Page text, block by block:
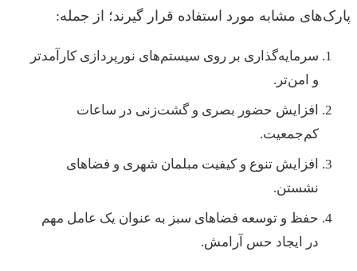
پارک‌های مشابه مورد استفاده قرار گیرند؛ از جمله:
سرمایه‌گذاری بر روی سیستم‌های نورپردازی کارآمدتر
و امن‌تر.
افزایش حضور بصری و گشت‌زنی در ساعات
کم‌جمعیت.
افزایش تنوع و کیفیت مبلمان شهری و فضاهای
نشستن.
حفظ و توسعه فضاهای سبز به عنوان یک عامل مهم
در ایجاد حس آرامش.